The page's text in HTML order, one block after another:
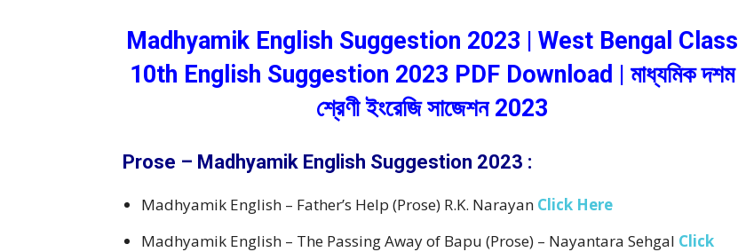
Madhyamik English Suggestion 2023 | West Bengal Class
10th English Suggestion 2023 PDF Download | মাধ্যমিকদশম
শ্রেণীইংরেজি সাজেশন 2023
Prose – Madhyamik English Suggestion 2023 :
Madhyamik English – Father’s Help (Prose) R.K. Narayan Click Here
Madhyamik English – The Passing Away of Bapu (Prose) – Nayantara Sehgal Click